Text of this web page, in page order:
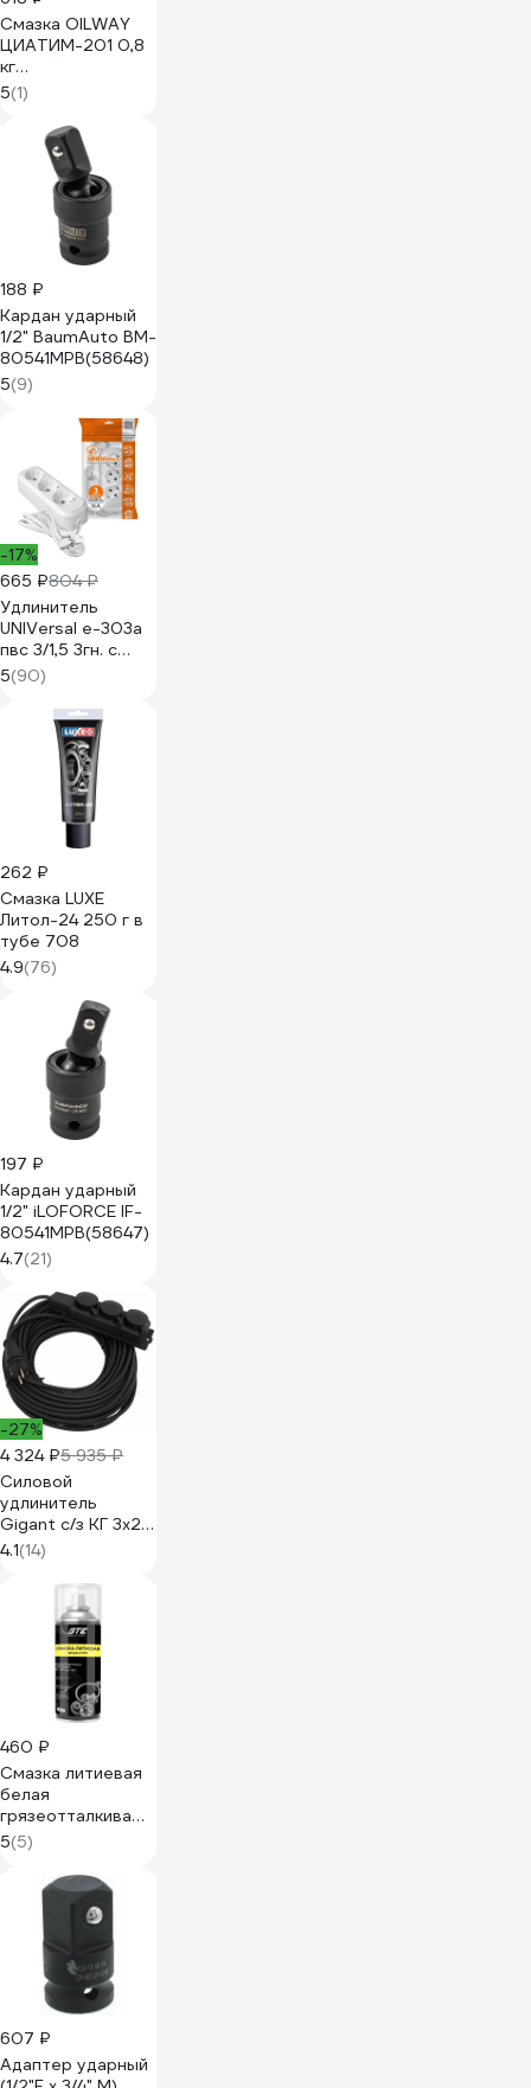
Смазка OILWAY
ЦИАТИМ-201 0,8
кг
4670030176592
5(1)
188 ₽
Кардан ударный
1/2" BaumAuto BM-
80541MPB(58648)
5(9)
-17%
665 ₽804 ₽
Удлинитель
UNIVersal е-303а
пвс 3/1,5 3гн. с
заземлением,
длина 3м
(еврослот) 1722
5(90)
262 ₽
Смазка LUXЕ
Литол-24 250 г в
тубе 708
4.9(76)
197 ₽
Кардан ударный
1/2" iLOFORCE IF-
80541MPB(58647)
4.7(21)
-27%
4 324 ₽5 935 ₽
Силовой
удлинитель
Gigant с/з КГ 3x2,5
3 гнезда 30м IP44
G-855
4.1(14)
460 ₽
Смазка литиевая
белая
грязеотталкивающая
650мл с PTFE
аэрозоль GTE
GTE-CT650
537758
5(5)
607 ₽
Адаптер ударный